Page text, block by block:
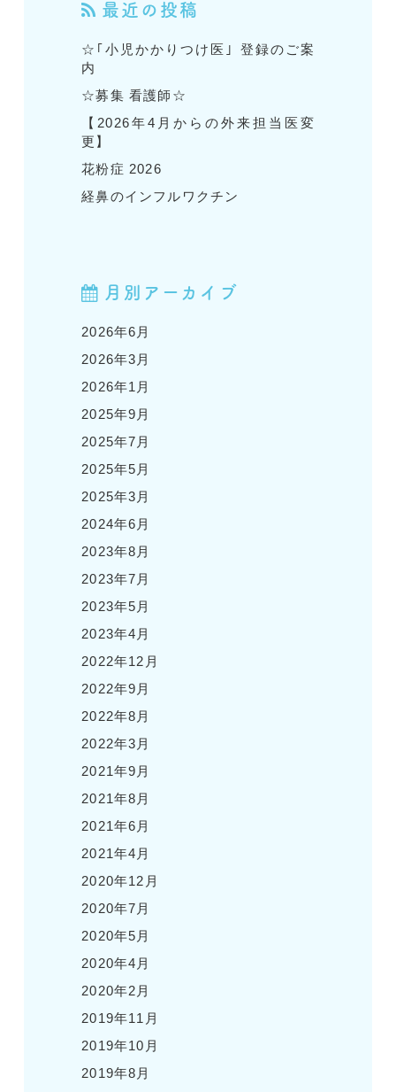
最近の投稿
☆｢小児かかりつけ医｣ 登録のご案
内
☆募集 看護師☆
【2026年4月からの外来担当医変
更】
花粉症 2026
経鼻のインフルワクチン
月別アーカイブ
2026年6月
2026年3月
2026年1月
2025年9月
2025年7月
2025年5月
2025年3月
2024年6月
2023年8月
2023年7月
2023年5月
2023年4月
2022年12月
2022年9月
2022年8月
2022年3月
2021年9月
2021年8月
2021年6月
2021年4月
2020年12月
2020年7月
2020年5月
2020年4月
2020年2月
2019年11月
2019年10月
2019年8月